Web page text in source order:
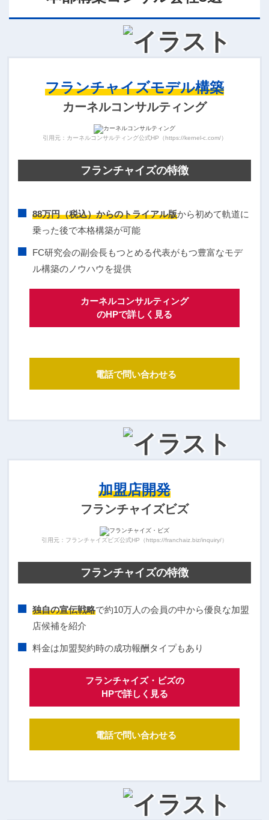
フランチャイズモデル構築
カーネルコンサルティング
引用元：カーネルコンサルティング公式HP（https://kernel-c.com/）
フランチャイズの特徴
88万円（税込）からのトライアル版から初めて軌道に
乗った後で本格構築が可能
FC研究会の副会長もつとめる代表がもつ豊富なモデ
ル構築のノウハウを提供
カーネルコンサルティング
のHPで詳しく見る
電話で問い合わせる
加盟店開発
フランチャイズビズ
引用元：フランチャイズビズ公式HP（https://franchaiz.biz/inquiry/）
フランチャイズの特徴
独自の宣伝戦略で約10万人の会員の中から優良な加盟
店候補を紹介
料金は加盟契約時の成功報酬タイプもあり
フランチャイズ・ビズの
HPで詳しく見る
電話で問い合わせる